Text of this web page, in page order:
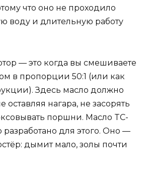
что оно не проходило
воду и длительную работу
— это когда вы смешиваете
в пропорции 50:1 (или как
Здесь масло должно
оставляя нагара, не засорять
поршни. Масло TC-
для этого. Оно —
дымит мало, золы почти